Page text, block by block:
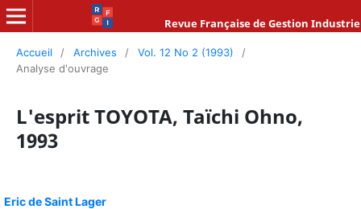
Revue Française de Gestion
Accueil / Archives / Vol. 12 No 2 (1993)
/
Analyse d'ouvrage
L'esprit TOYOTA, Taïchi Ohno,
1993
Eric de Saint Lager